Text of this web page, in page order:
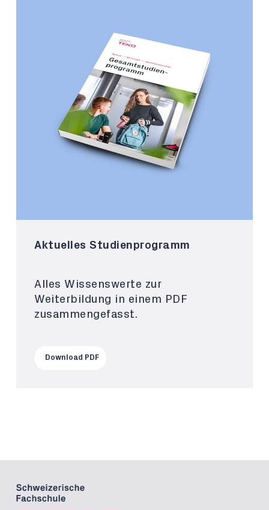
Aktuelles Studienprogramm
Alles Wissenswerte zur
Weiterbildung in einem PDF
zusammengefasst.
Download PDF